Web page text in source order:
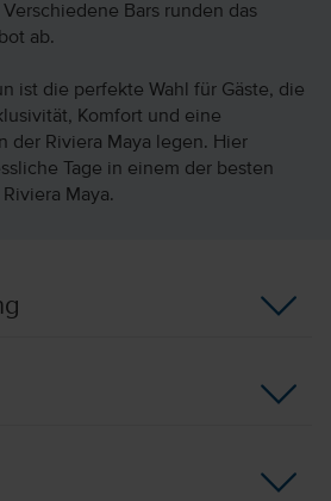
Bars runden das
ab.
ist die perfekte Wahl für Gäste, die
Komfort und eine
der Riviera Maya legen. Hier
Tage in einem der besten
Maya.